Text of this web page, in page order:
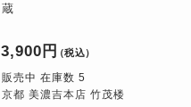
蔵
3,900円 （税込）
販売中 在庫数 5
京都 美濃吉本店 竹茂楼